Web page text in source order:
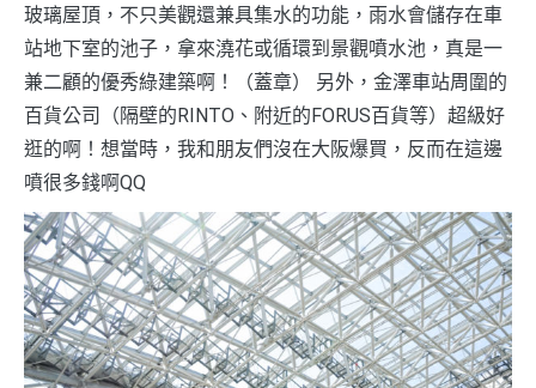
玻璃屋頂，不只美觀還兼具集水的功能，雨水會儲存在車
站地下室的池子，拿來澆花或循環到景觀噴水池，真是一
兼二顧的優秀綠建築啊！（蓋章） 另外，金澤車站周圍的
百貨公司（隔壁的RINTO、附近的FORUS百貨等）超級好
逛的啊！想當時，我和朋友們沒在大阪爆買，反而在這邊
噴很多錢啊QQ